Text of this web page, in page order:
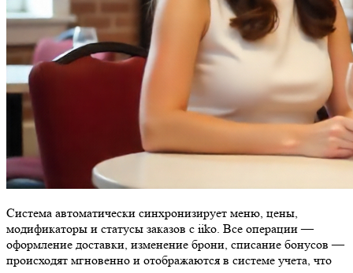
Система автоматически синхронизирует меню, цены,
модификаторы и статусы заказов с iiko. Все операции —
оформление доставки, изменение брони, списание бонусов —
происходят мгновенно и отображаются в системе учета, что